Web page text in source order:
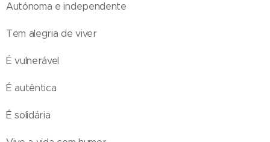
Autónoma e independente
Tem alegria de viver
É vulnerável
É autêntica
É solidária